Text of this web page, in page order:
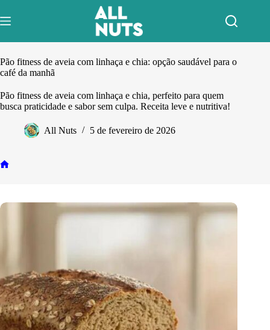
para
o
Pão fitness de aveia com linhaça e chia: opção saudável para o
café da manhã
Pão fitness de aveia com linhaça e chia, perfeito para quem
busca praticidade e sabor sem culpa. Receita leve e nutritiva!
All Nuts 5 de fevereiro de 2026